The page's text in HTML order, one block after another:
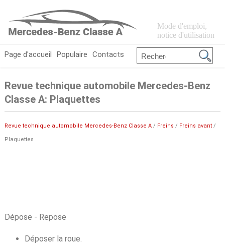
Mode d'emploi,
notice d'utilisation
Page d'accueil Populaire Contacts
Revue technique automobile Mercedes-Benz
Classe A: Plaquettes
Revue technique automobile Mercedes-Benz Classe A/ Freins / Freins avant/
Plaquettes
Dépose - Repose
Déposer la roue.